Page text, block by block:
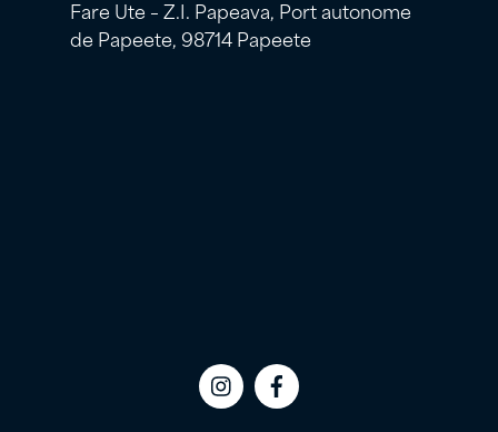
Fare Ute – Z.I. Papeava, Port autonome
de Papeete, 98714 Papeete
Icon
Icon